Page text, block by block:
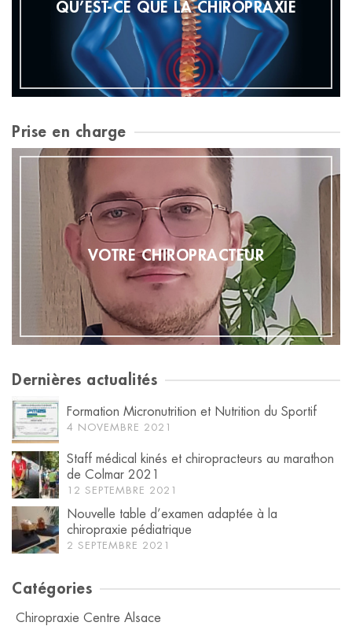
QU’EST-CE QUE LA CHIROPRAXIE
Prise en charge
VOTRE CHIROPRACTEUR
Dernières actualités
Formation Micronutrition et Nutrition du Sportif
4 NOVEMBRE 2021
Staff médical kinés et chiropracteurs au marathon
de Colmar 2021
12 SEPTEMBRE 2021
Nouvelle table d’examen adaptée à la
chiropraxie pédiatrique
2 SEPTEMBRE 2021
Catégories
Chiropraxie Centre Alsace